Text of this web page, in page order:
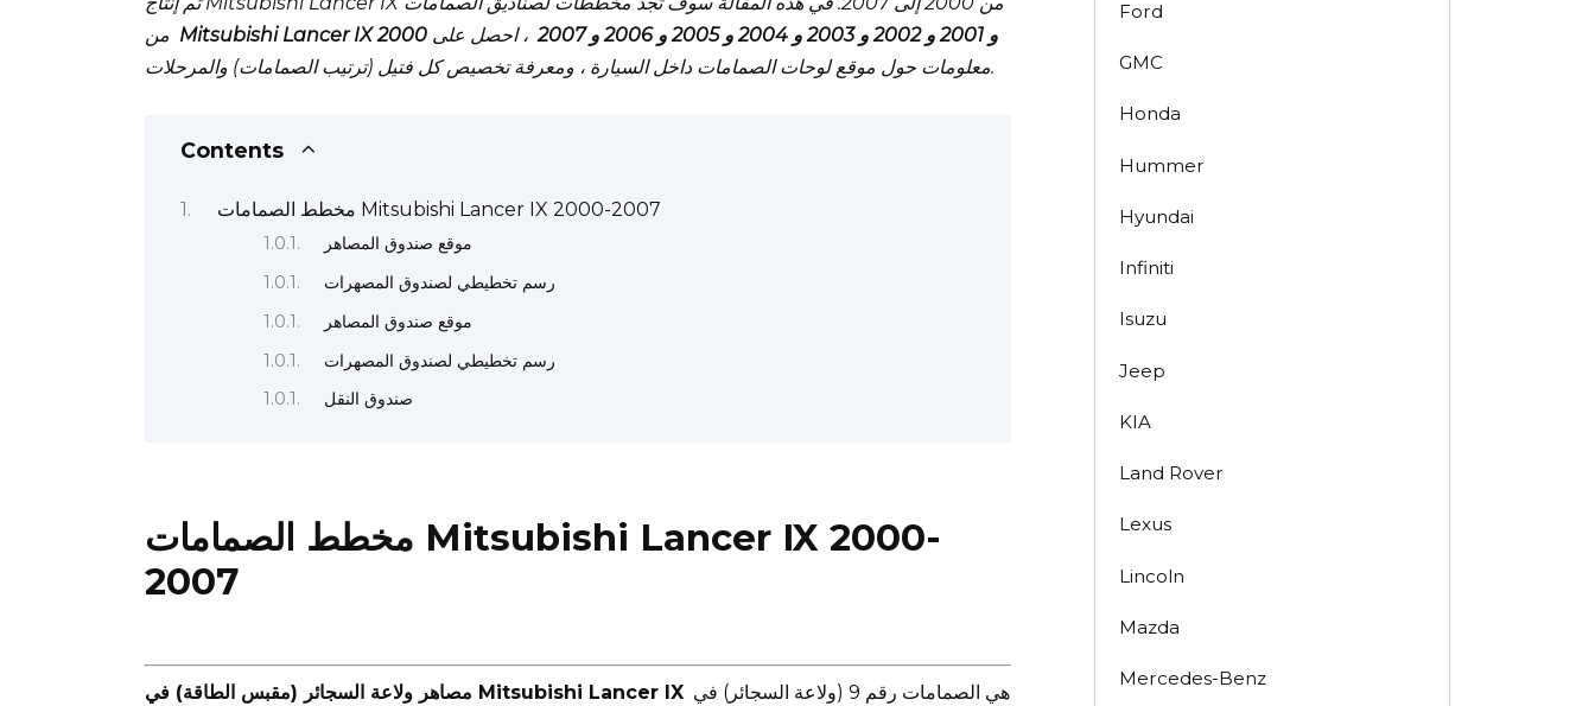
Mitsubishi Lancer IX 2000 و 2001 و 2002 و 2003 و 2004 و 2005 و 2006 و 2007
، احصل على
معلومات حول موقع لوحات الصمامات داخل السيارة ، ومعرفة تخصيص كل فتيل (ترتيب الصمامات) والمرحلات.
Contents
مخطط الصمامات Mitsubishi Lancer IX 2000-2007
موقع صندوق المصاهر
رسم تخطيطي لصندوق المصهرات
موقع صندوق المصاهر
رسم تخطيطي لصندوق المصهرات
صندوق النقل
مخطط الصمامات Mitsubishi Lancer IX 2000-
2007
مصاهر ولاعة السجائر (مقبس الطاقة) في Mitsubishi Lancer IX
Ford
GMC
Honda
Hummer
Hyundai
Infiniti
Isuzu
Jeep
KIA
Land Rover
Lexus
Lincoln
Mazda
Mercedes-Benz